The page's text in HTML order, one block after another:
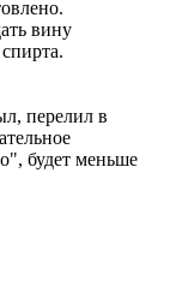
вину
перелил в
будет меньше